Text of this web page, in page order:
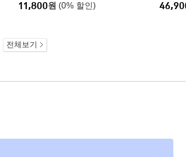
11,800원 (0% 할인)
전체보기